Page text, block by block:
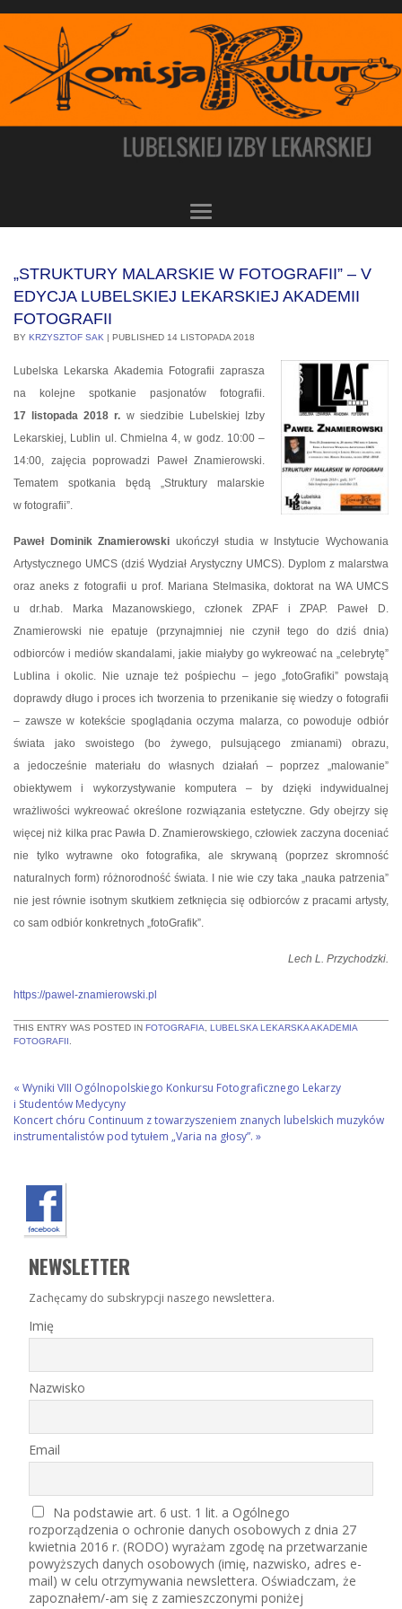
„STRUKTURY MALARSKIE W FOTOGRAFII” – V
EDYCJA LUBELSKIEJ LEKARSKIEJ AKADEMII
FOTOGRAFII
BY KRZYSZTOF SAK | PUBLISHED 14 LISTOPADA 2018
Lubelska Lekarska Akademia Fotografii zaprasza
na kolejne spotkanie pasjonatów fotografii.
17 listopada 2018 r. w siedzibie Lubelskiej Izby
Lekarskiej, Lublin ul. Chmielna 4, w godz. 10:00 –
14:00, zajęcia poprowadzi Paweł Znamierowski.
Tematem spotkania będą „Struktury malarskie
w fotografii”.
Paweł Dominik Znamierowski ukończył studia w Instytucie Wychowania
Artystycznego UMCS (dziś Wydział Arystyczny UMCS). Dyplom z malarstwa
oraz aneks z fotografii u prof. Mariana Stelmasika, doktorat na WA UMCS
u dr.hab. Marka Mazanowskiego, członek ZPAF i ZPAP. Paweł D.
Znamierowski nie epatuje (przynajmniej nie czynił tego do dziś dnia)
odbiorców i mediów skandalami, jakie miałyby go wykreować na „celebrytę”
Lublina i okolic. Nie uznaje też pośpiechu – jego „fotoGrafiki” powstają
doprawdy długo i proces ich tworzenia to przenikanie się wiedzy o fotografii
– zawsze w kotekście spoglądania oczyma malarza, co powoduje odbiór
świata jako swoistego (bo żywego, pulsującego zmianami) obrazu,
a jedocześnie materiału do własnych działań – poprzez „malowanie”
obiektywem i wykorzystywanie komputera – by dzięki indywidualnej
wrażliwości wykreować określone rozwiązania estetyczne. Gdy obejrzy się
więcej niż kilka prac Pawła D. Znamierowskiego, człowiek zaczyna doceniać
nie tylko wytrawne oko fotografika, ale skrywaną (poprzez skromność
naturalnych form) różnorodność świata. I nie wie czy taka „nauka patrzenia”
nie jest równie isotnym skutkiem zetknięcia się odbiorców z pracami artysty,
co sam odbiór konkretnych „fotoGrafik”.
Lech L. Przychodzki.
https://pawel-znamierowski.pl
THIS ENTRY WAS POSTED IN FOTOGRAFIA, LUBELSKA LEKARSKA AKADEMIA
FOTOGRAFII.
« Wyniki VIII Ogólnopolskiego Konkursu Fotograficznego Lekarzy
i Studentów Medycyny
Koncert chóru Continuum z towarzyszeniem znanych lubelskich muzyków
instrumentalistów pod tytułem „Varia na głosy”. »
NEWSLETTER
Zachęcamy do subskrypcji naszego newslettera.
Imię
Nazwisko
Email
Na podstawie art. 6 ust. 1 lit. a Ogólnego
rozporządzenia o ochronie danych osobowych z dnia 27
kwietnia 2016 r. (RODO) wyrażam zgodę na przetwarzanie
powyższych danych osobowych (imię, nazwisko, adres e-
mail) w celu otrzymywania newslettera. Oświadczam, że
zapoznałem/-am się z zamieszczonymi poniżej